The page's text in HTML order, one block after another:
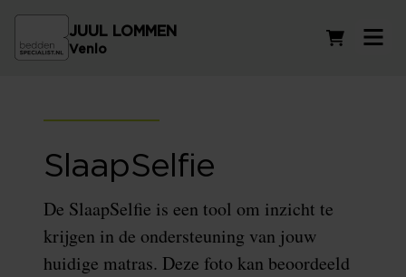
JUUL LOMMEN
Venlo
SlaapSelfie
De SlaapSelfie is een tool om inzicht te
krijgen in de ondersteuning van jouw
huidige matras. Deze foto kan beoordeeld